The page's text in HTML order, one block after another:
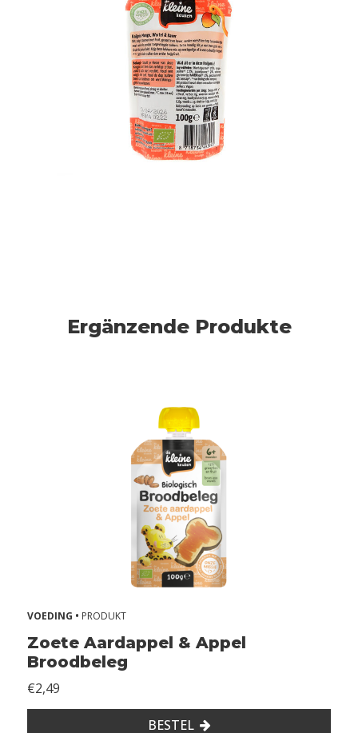
Ergänzende Produkte
VOEDING • PRODUKT
Zoete Aardappel & Appel
Broodbeleg
€2,49
BESTEL